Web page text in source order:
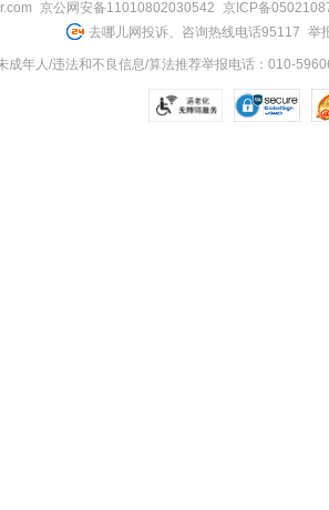
京公网安备11010802030542
京ICP备
去哪儿网投诉、咨询热线电话95117 举
成年人/违法和不良信息/算法推荐举报电话：010-